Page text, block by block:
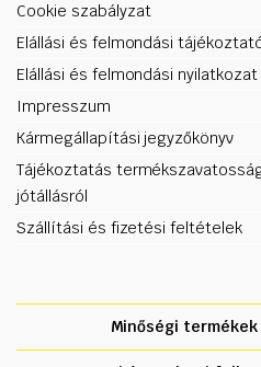
Cookie szabályzat
Elállási és felmondási
Elállási és felmondási nyilatkozat
Impresszum
Kármegállapítási jegyzőkönyv
Tájékoztatás
jótállásról
Szállítási és fizetési feltételek
Minőségi